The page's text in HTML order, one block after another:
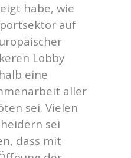
habe, wie
auf
Lobby
eine
aller
sei. Vielen
sei
dass mit